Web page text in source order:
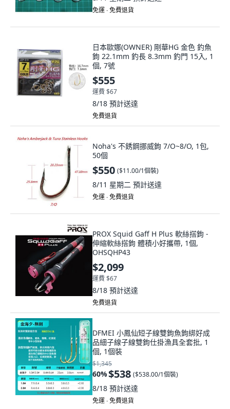
免運 ∙ 免費退貨
日本歐娜(OWNER) 剛華HG 金色 釣魚
鉤 22.1mm 釣長 8.3mm 釣門 15入, 1
個, 7號
$555
運費 $67
8/18 預計送達
免費退貨
Noha's 不銹鋼挪威鉤 7/O~8/O, 1包,
50個
$550 ($11.00/1個裝)
8/11 星期二 預計送達
免運 ∙ 免費退貨
PROX Squid Gaff H Plus 軟絲搭鉤 -
伸縮軟絲搭鉤 體積小好攜帶, 1個,
OHSQHP43
$2,099
運費 $67
8/18 預計送達
免費退貨
DFMEI 小鳳仙短子線雙鉤魚鉤綁好成
品細子線子線雙鉤仕掛漁具全套批, 1
個, 1個裝
$1,345
60%$538 ($538.00/1個裝)
8/18 預計送達
免運 ∙ 免費退貨